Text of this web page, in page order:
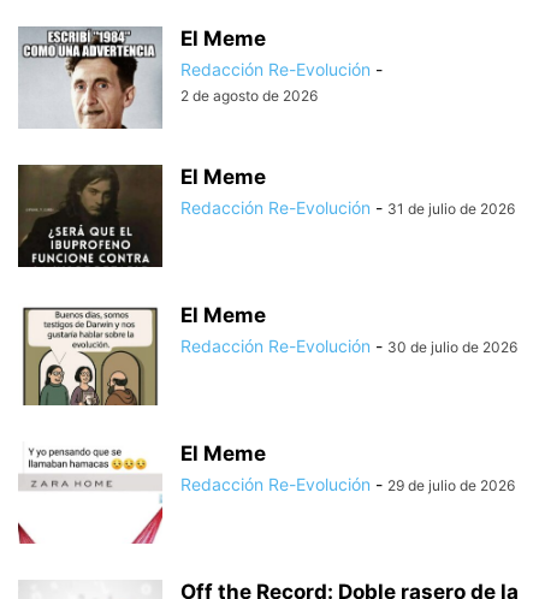
El Meme
Redacción Re-Evolución -
2 de agosto de 2026
El Meme
Redacción Re-Evolución - 31 de julio de 2026
El Meme
Redacción Re-Evolución - 30 de julio de 2026
El Meme
Redacción Re-Evolución - 29 de julio de 2026
Off the Record: Doble rasero de la